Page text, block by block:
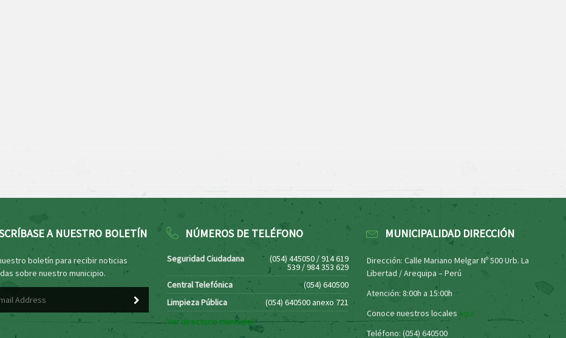
A NUESTRO BOLETÍN
boletín para recibir noticias
sobre nuestro municipio.
NÚMEROS DE TELÉFONO
Seguridad Ciudadana (054) 445050 / 914 619
539 / 984 353 629
Central Telefónica
(054) 640500
Limpieza Pública
(054) 640500 anexo 721
Ver directorio municipal
MUNICIPALIDAD DIRECCIÓN
Dirección: Calle Mariano Melgar Nº 500 Urb. La
Libertad / Arequipa – Perú
Atención: 8:00h a 15:00h
Conoce nuestros locales aquí
Teléfono: (054) 640500